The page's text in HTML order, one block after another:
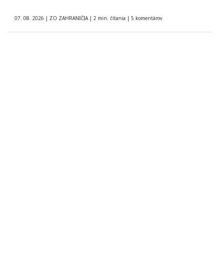
07. 08. 2026 | ZO ZAHRANIČIA | 2 min. čítania | 5 komentárov